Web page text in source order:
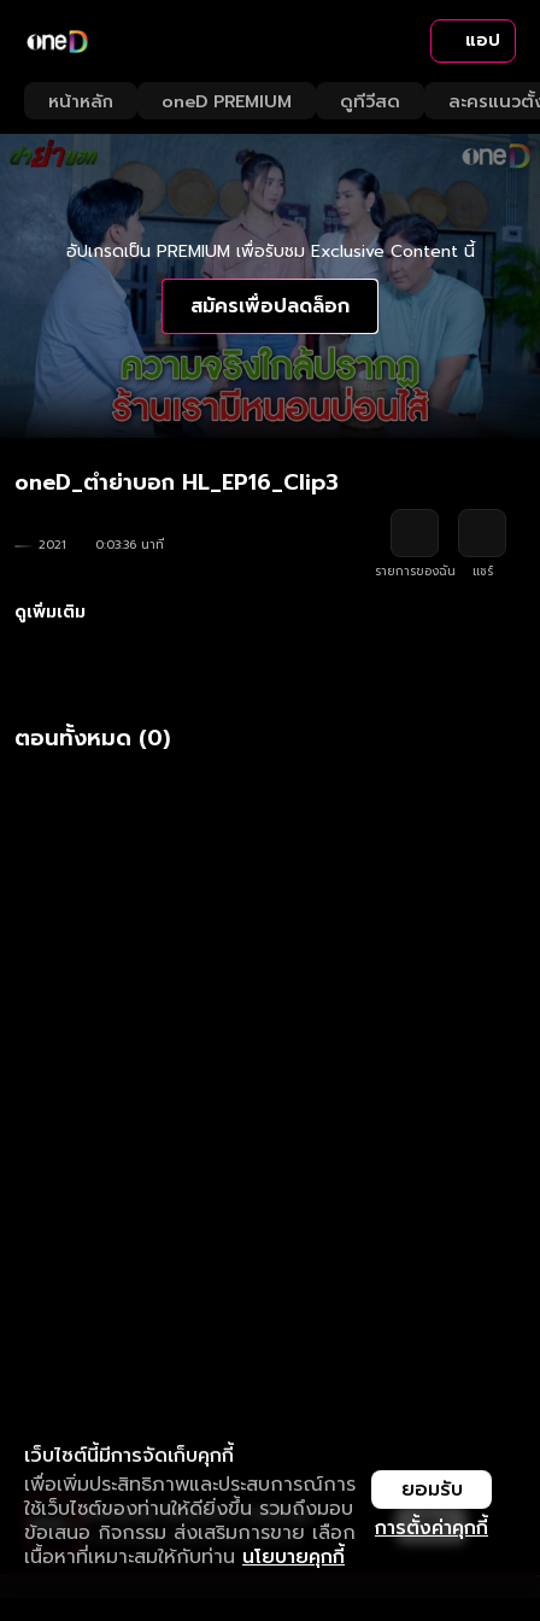
แอป
หน้าหลัก oneD PREMIUM ดูทีวีสด ละครแนวตั้
อัปเกรดเป็น PREMIUM เพื่อรับชม Exclusive Content นี้
สมัครเพื่อปลดล็อก
oneD_ตำย่าบอก HL_EP16_Clip3
2021
0:03:36 นาที
รายการของฉัน
แชร์
ดูเพิ่มเติม
ตอนทั้งหมด (0)
เว็บไซต์นี้มีการจัดเก็บคุกกี้
เพื่อเพิ่มประสิทธิภาพและประสบการณ์การ
ใช้เว็บไซต์ของท่านให้ดียิ่งขึ้น รวมถึงมอบ
ข้อเสนอ กิจกรรม ส่งเสริมการขาย เลือก
เนื้อหาที่เหมาะสมให้กับท่าน นโยบายคุกกี้
การตั้งค่าคุกกี้
ยอมรับ
ใช้งานแอป ลื่นไหลกว่า ไม่มีสะดุด
ดาวน์โหลดแอปเพื่อการรับชมที่ดีกว่า เปิด